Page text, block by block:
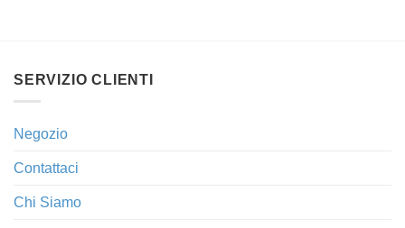
SERVIZIO CLIENTI
Negozio
Contattaci
Chi Siamo